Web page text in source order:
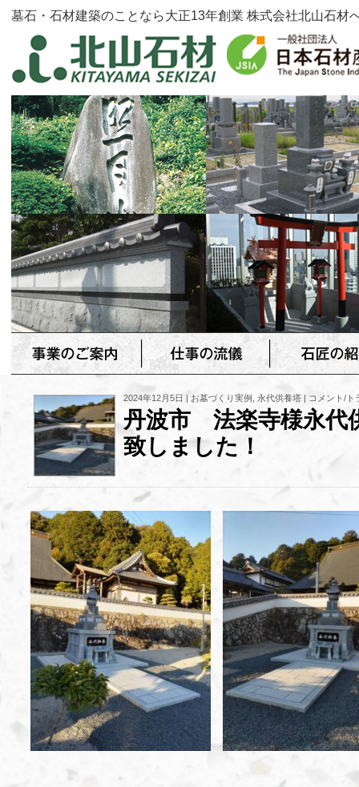
墓石・石材建築のことなら大正13年創業 株式会社北山石材
2024年12月5日 | お墓づくり実例 永代供養塔 | コメント/ト
丹波市 法楽寺様永代
致しました！